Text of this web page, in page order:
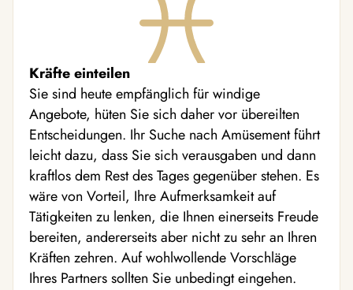
Kräfte einteilen
Sie sind heute empfänglich für windige
Angebote, hüten Sie sich daher vor übereilten
Entscheidungen. Ihr Suche nach Amüsement führt
leicht dazu, dass Sie sich verausgaben und dann
kraftlos dem Rest des Tages gegenüber stehen. Es
wäre von Vorteil, Ihre Aufmerksamkeit auf
Tätigkeiten zu lenken, die Ihnen einerseits Freude
bereiten, andererseits aber nicht zu sehr an Ihren
Kräften zehren. Auf wohlwollende Vorschläge
Ihres Partners sollten Sie unbedingt eingehen.